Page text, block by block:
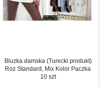
Bluzka damska (Turecki produkt)
Roz Standard, Mix Kolor Paczka
10 szt